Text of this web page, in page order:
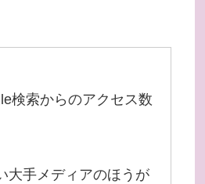
検索からのアクセス数
大手メディアのほうが